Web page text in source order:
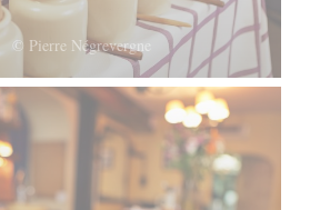
© Pierre Négrevergne